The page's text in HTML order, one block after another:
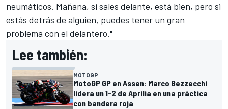
neumáticos. Mañana, si sales delante, está bien, pero si
estás detrás de alguien, puedes tener un gran
problema con el delantero."
Lee también:
MOTOGP
MotoGP GP en Assen: Marco Bezzecchi
lidera un 1-2 de Aprilia en una práctica
con bandera roja